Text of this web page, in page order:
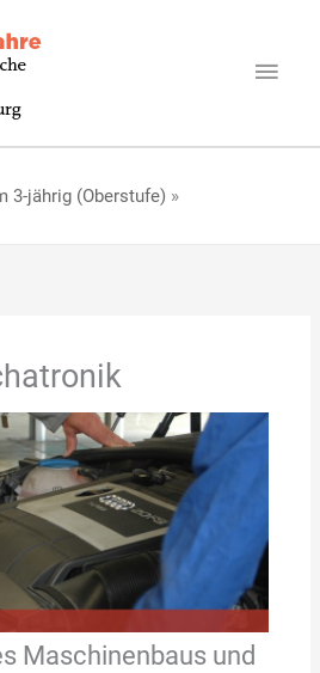
3-jährig (Oberstufe)
Maschinenbaus und